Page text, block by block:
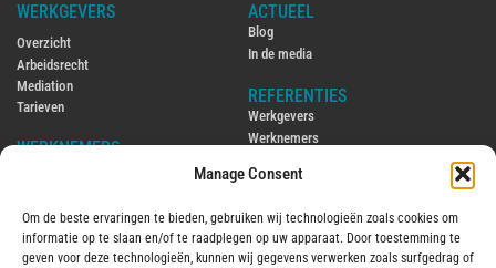
Manage Consent
Om de beste ervaringen te bieden, gebruiken wij technologieën zoals cookies om
informatie op te slaan en/of te raadplegen op uw apparaat. Door toestemming te
geven voor deze technologieën, kunnen wij gegevens verwerken zoals surfgedrag of
WERKGEVERS
Overzicht
Arbeidsrecht
Mediation
Tarieven
WERKNEMERS
Ambtenarenrecht
Mediation
Tarieven
ACTUEEL
Blog
In de media
REFERENTIES
Werkgevers
Werknemers
CONTACT
ENGLISH
Hiring and firing employees in the